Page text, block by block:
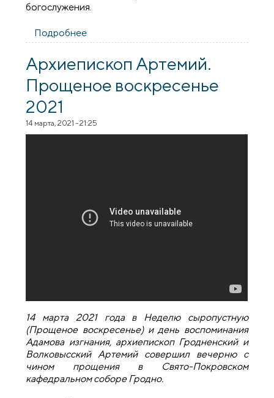
богослужения.
Подробнее
Выпуск 2
Архиепископ Артемий.
Прощеное воскресенье
2021
14 марта, 2021 - 21:25
14 марта 2021 года в Неделю сыропустную
(Прощеное воскресенье) и день воспоминания
Адамова изгнания, архиепископ Гродненский и
Волковысский Артемий совершил вечерню с
чином прощения в Свято-Покровском
кафедральном соборе Гродно.